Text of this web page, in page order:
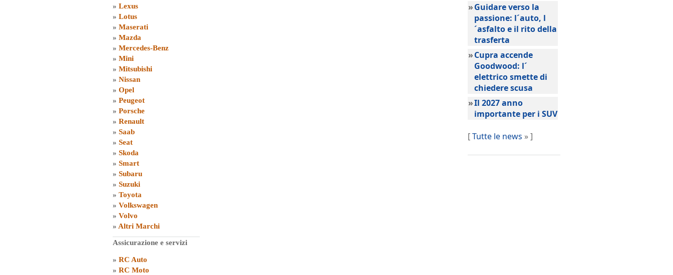
» Lexus
» Lotus
» Maserati
» Mazda
» Mercedes-Benz
» Mini
» Mitsubishi
» Nissan
» Opel
» Peugeot
» Porsche
» Renault
» Saab
» Seat
» Skoda
» Smart
» Subaru
» Suzuki
» Toyota
» Volkswagen
» Volvo
» Altri Marchi
Assicurazione e servizi
» RC Auto
» RC Moto
»Guidare verso la
passione: l´auto, l
´asfalto e il rito della
trasferta
»Cupra accende
Goodwood: l´
elettrico smette di
chiedere scusa
»Il 2027 anno
importante per i SUV
[Tutte le news » ]